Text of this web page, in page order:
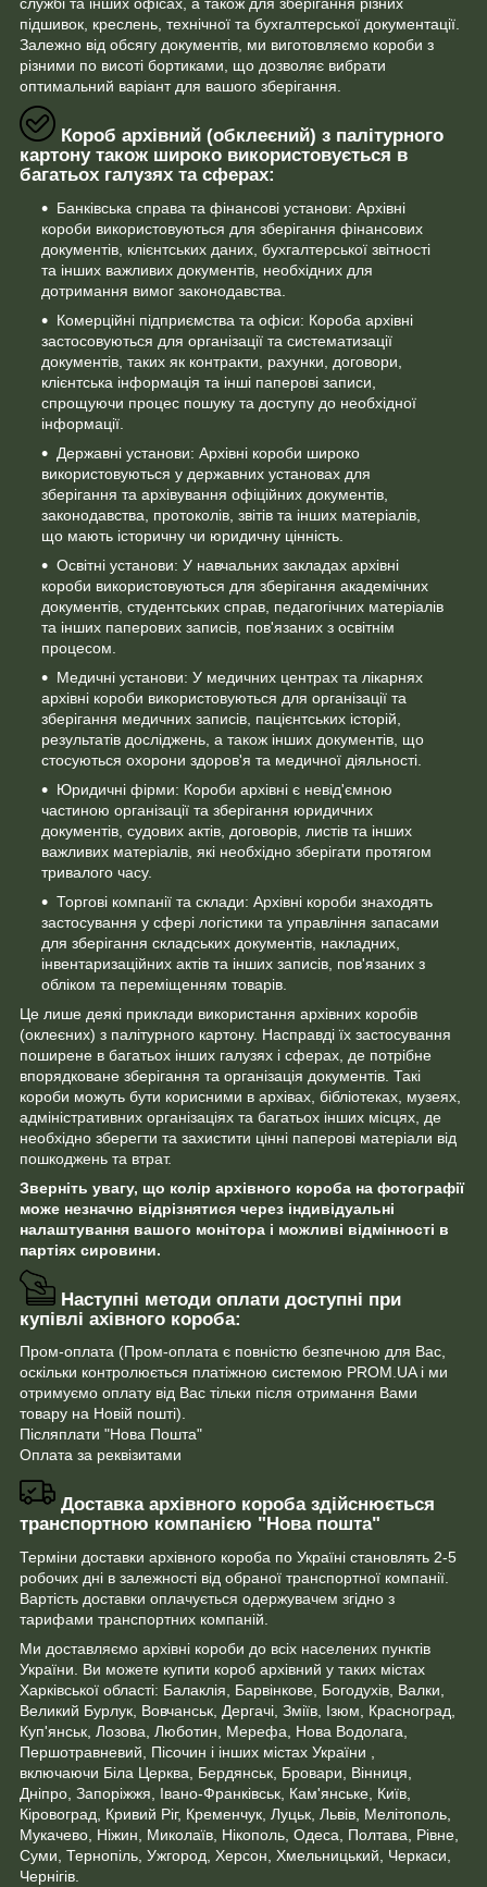
підшивок, креслень, технічної та бухгалтерської документації.
Залежно від обсягу документів, ми виготовляємо короби з
різними по висоті бортиками, що дозволяє вибрати
оптимальний варіант для вашого зберігання.
Короб архівний (обклеєний) з палітурного
картону також широко використовується в
багатьох галузях та сферах:
Банківська справа та фінансові установи: Архівні
короби використовуються для зберігання фінансових
документів, клієнтських даних, бухгалтерської звітності
та інших важливих документів, необхідних для
дотримання вимог законодавства.
Комерційні підприємства та офіси: Короба архівні
застосовуються для організації та систематизації
документів, таких як контракти, рахунки, договори,
клієнтська інформація та інші паперові записи,
спрощуючи процес пошуку та доступу до необхідної
інформації.
Державні установи: Архівні короби широко
використовуються у державних установах для
зберігання та архівування офіційних документів,
законодавства, протоколів, звітів та інших матеріалів,
що мають історичну чи юридичну цінність.
Освітні установи: У навчальних закладах архівні
короби використовуються для зберігання академічних
документів, студентських справ, педагогічних матеріалів
та інших паперових записів, пов'язаних з освітнім
процесом.
Медичні установи: У медичних центрах та лікарнях
архівні короби використовуються для організації та
зберігання медичних записів, пацієнтських історій,
результатів досліджень, а також інших документів, що
стосуються охорони здоров'я та медичної діяльності.
Юридичні фірми: Короби архівні є невід'ємною
частиною організації та зберігання юридичних
документів, судових актів, договорів, листів та інших
важливих матеріалів, які необхідно зберігати протягом
тривалого часу.
Торгові компанії та склади: Архівні короби знаходять
застосування у сфері логістики та управління запасами
для зберігання складських документів, накладних,
інвентаризаційних актів та інших записів, пов'язаних з
обліком та переміщенням товарів.
Це лише деякі приклади використання архівних коробів
(оклеєних) з палітурного картону. Насправді їх застосування
поширене в багатьох інших галузях і сферах, де потрібне
впорядковане зберігання та організація документів. Такі
короби можуть бути корисними в архівах, бібліотеках, музеях,
адміністративних організаціях та багатьох інших місцях, де
необхідно зберегти та захистити цінні паперові матеріали від
пошкоджень та втрат.
Зверніть увагу, що колір архівного короба на фотографії
може незначно відрізнятися через індивідуальні
налаштування вашого монітора і можливі відмінності в
партіях сировини.
Наступні методи оплати доступні при
купівлі ахівного короба:
Пром-оплата (Пром-оплата є повністю безпечною для Вас,
оскільки контролюється платіжною системою PROM.UA і ми
отримуємо оплату від Вас тільки після отримання Вами
товару на Новій пошті).
Післяплати "Нова Пошта"
Оплата за реквізитами
Доставка архівного короба здійснюється
транспортною компанією "Нова пошта"
Терміни доставки архівного короба по Україні становлять 2-5
робочих дні в залежності від обраної транспортної компанії.
Вартість доставки оплачується одержувачем згідно з
тарифами транспортних компаній.
Ми доставляємо архівні короби до всіх населених пунктів
України. Ви можете купити короб архівний у таких містах
Харківської області: Балаклія, Барвінкове, Богодухів, Валки,
Великий Бурлук, Вовчанськ, Дергачі, Зміїв, Ізюм, Красноград,
Куп'янськ, Лозова, Люботин, Мерефа, Нова Водолага,
Першотравневий, Пісочин і інших містах України ,
включаючи Біла Церква, Бердянськ, Бровари, Вінниця,
Дніпро, Запоріжжя, Івано-Франківськ, Кам'янське, Київ,
Кіровоград, Кривий Ріг, Кременчук, Луцьк, Львів, Мелітополь,
Мукачево, Ніжин, Миколаїв, Нікополь, Одеса, Полтава, Рівне,
Суми, Тернопіль, Ужгород, Херсон, Хмельницький, Черкаси,
Чернігів.